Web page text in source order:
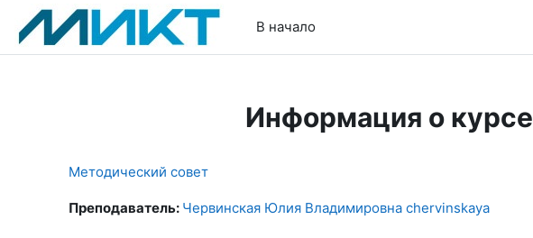
Перейти к основному содержанию
В начало
Информация о курсе
Методический совет
Преподаватель: Червинская Юлия Владимировна chervinskaya